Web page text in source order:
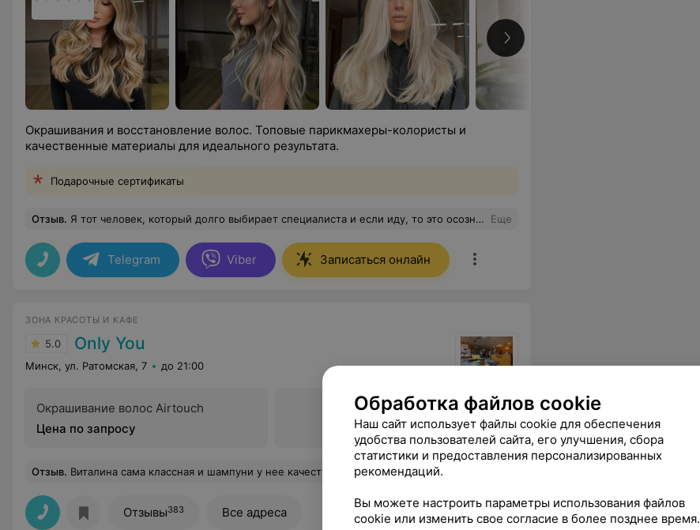
Окрашивания и восстановление волос. Топовые парикмахеры-колористы и
качественные материалы для идеального результата.
Подарочные сертификаты
Отзыв. Я тот человек, который долго выбирает специалиста и если иду, то это осознанный выбор однозначно! Окрашиванием осталась я очень довольна! Картинка и реальность полностью совпали, учитывая, что я показывала несколько вариантов и мастеру в итоге сказала «Хочу что-то из похожего, но максимально подходящего под мой типаж». В итоге все так и вышло. Большая благодарность Майе за её профессионализм Еще
Telegram Viber Записаться онлайн
ЗОНА КРАСОТЫ И КАФЕ
5.0 Only You
Минск, ул. Ратомская, 7 до 21:00
Окрашивание волос Airtouch
Цена по запросу
Все цены
Отзыв. Виталина сама классная и шампуни у нее качественные, но покраска волос у нее мне не очень понравилась. Дома, обычной краской, можно также покраситься. А тут почти 200 рублей заплатить ... разочарованна. Буду искать своего мастера по колору. А так спасибо, сервис на высоте.
Отзывы383 Все адреса
Обработка файлов cookie
Наш сайт использует файлы cookie для обеспечения
удобства пользователей сайта, его улучшения, сбора
статистики и предоставления персонализированных
рекомендаций.
Вы можете настроить параметры использования файлов
cookie или изменить свое согласие в более позднее время.